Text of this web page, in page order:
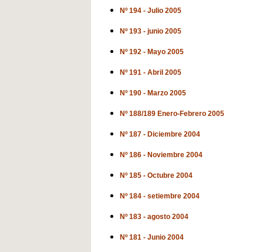
Nº 194 - Julio 2005
Nº 193 - junio 2005
Nº 192 - Mayo 2005
Nº 191 - Abril 2005
Nº 190 - Marzo 2005
Nº 188/189 Enero-Febrero 2005
Nº 187 - Diciembre 2004
Nº 186 - Noviembre 2004
Nº 185 - Octubre 2004
Nº 184 - setiembre 2004
Nº 183 - agosto 2004
Nº 181 - Junio 2004